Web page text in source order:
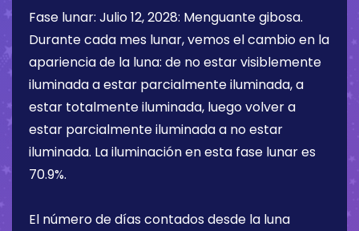
Fase lunar: Julio 12, 2028: Menguante gibosa.
Durante cada mes lunar, vemos el cambio en la
apariencia de la luna: de no estar visiblemente
iluminada a estar parcialmente iluminada, a
estar totalmente iluminada, luego volver a
estar parcialmente iluminada a no estar
iluminada. La iluminación en esta fase lunar es
70.9%.
El número de días contados desde la luna